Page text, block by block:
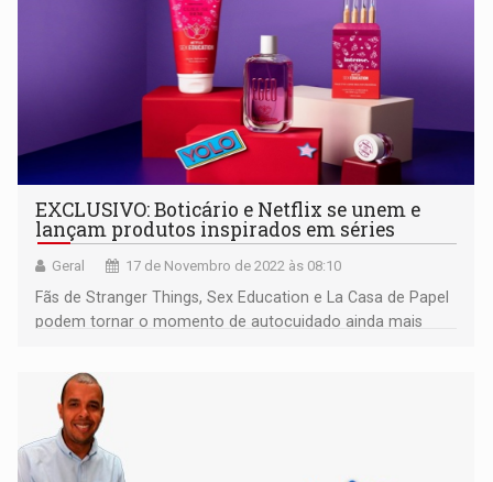
EXCLUSIVO: Boticário e Netflix se unem e
lançam produtos inspirados em séries
Geral 17 de Novembro de 2022 às 08:10
Fãs de Stranger Things, Sex Education e La Casa de Papel
podem tornar o momento de autocuidado ainda mais